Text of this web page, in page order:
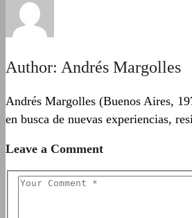
Author: Andrés Margolles
Andrés Margolles (Buenos Aires,
en busca de nuevas experiencias,
Leave a Comment